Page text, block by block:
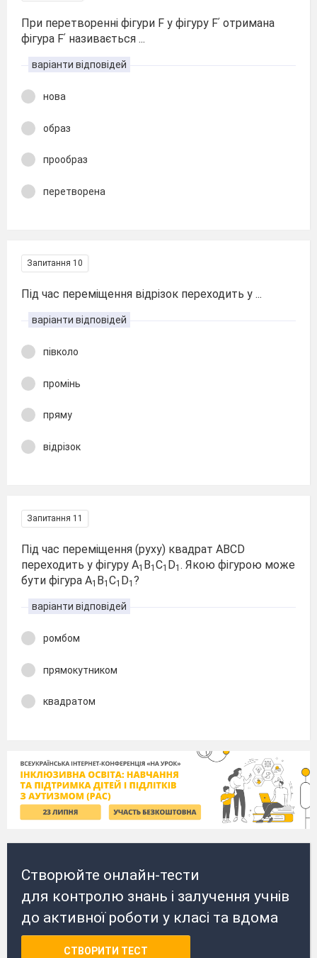
При перетворенні фігури F у фігуру Fʹ отримана
фігура Fʹ називається ...
варіанти відповідей
нова
образ
прообраз
перетворена
Запитання 10
Під час переміщення відрізок переходить у ...
варіанти відповідей
півколо
промінь
пряму
відрізок
Запитання 11
Під час переміщення (руху) квадрат АВСD
переходить у фігуру А1 В1 С1 D1 . Якою фігурою може
бути фігура А1 В1 С1 D1 ?
варіанти відповідей
ромбом
прямокутником
квадратом
Створюйте онлайн-тести
для контролю знань і залучення учнів
до активної роботи у класі та вдома
СТВОРИТИ ТЕСТ